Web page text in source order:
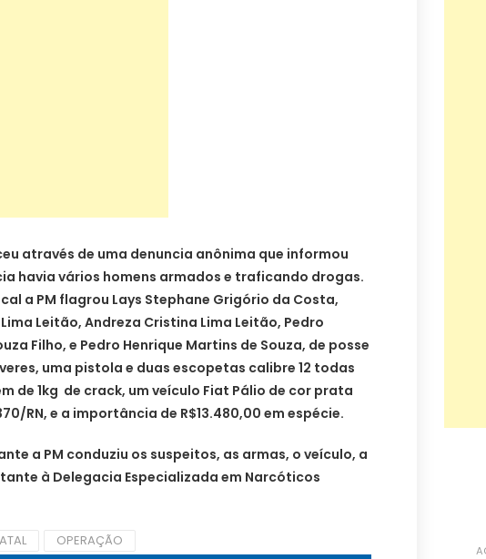
através de uma denuncia anônima que informou
havia vários homens armados e traficando drogas.
a PM flagrou Lays Stephane Grigório da Costa,
Leitão, Andreza Cristina Lima Leitão, Pedro
Filho, e Pedro Henrique Martins de Souza, de posse
uma pistola e duas escopetas calibre 12 todas
de 1kg de crack, um veículo Fiat Pálio de cor prata
RN, e a importância de R$13.480,00 em espécie.
a PM conduziu os suspeitos, as armas, o veículo, a
à Delegacia Especializada em Narcóticos
OPERAÇÃO